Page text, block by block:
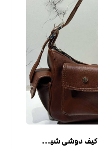
کیف چرم زنانه مدل 4 جیب | کیف دوشی شیک و جادار